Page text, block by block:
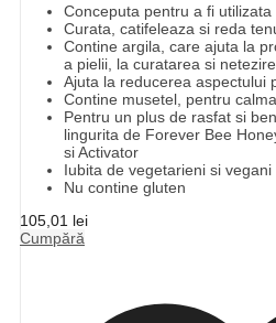
Conceputa pentru a fi
Curata, catifeleaza si reda
Contine argila, care ajuta la
a pielii, la curatarea si
Ajuta la reducerea aspectului
Contine musetel, pentru
Pentru un plus de rasfat si
lingurita de Forever Bee
si Activator
Iubita de vegetarieni si vegani
Nu contine gluten
105,01 lei
Cumpără